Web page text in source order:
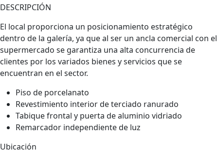
DESCRIPCIÓN
El local proporciona un posicionamiento estratégico
dentro de la galería, ya que al ser un ancla comercial con el
supermercado se garantiza una alta concurrencia de
clientes por los variados bienes y servicios que se
encuentran en el sector.
Piso de porcelanato
Revestimiento interior de terciado ranurado
Tabique frontal y puerta de aluminio vidriado
Remarcador independiente de luz
Ubicación